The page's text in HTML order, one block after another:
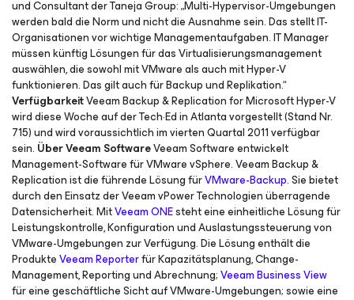
und Consultant der Taneja Group: „Multi-Hypervisor-Umgebungen
werden bald die Norm und nicht die Ausnahme sein. Das stellt IT-
Organisationen vor wichtige Managementaufgaben. IT Manager
müssen künftig Lösungen für das Virtualisierungsmanagement
auswählen, die sowohl mit VMware als auch mit Hyper-V
funktionieren. Das gilt auch für Backup und Replikation.“
VerfügbarkeitVeeam Backup & Replication for Microsoft Hyper-V
wird diese Woche auf der Tech·Ed in Atlanta vorgestellt (Stand Nr.
715) und wird voraussichtlich im vierten Quartal 2011 verfügbar
sein. Über Veeam SoftwareVeeam Software entwickelt
Management-Software für VMware vSphere. Veeam Backup &
Replication ist die führende Lösung fürVMware-Backup. Sie bietet
durch den Einsatz der Veeam vPower Technologien überragende
Datensicherheit. MitVeeam ONEsteht eine einheitliche Lösung für
Leistungskontrolle, Konfiguration und Auslastungssteuerung von
VMware-Umgebungen zur Verfügung. Die Lösung enthält die
ProdukteVeeam Reporterfür Kapazitätsplanung, Change-
Management, Reporting und Abrechnung;Veeam Business View
für eine geschäftliche Sicht auf VMware-Umgebungen; sowie eine